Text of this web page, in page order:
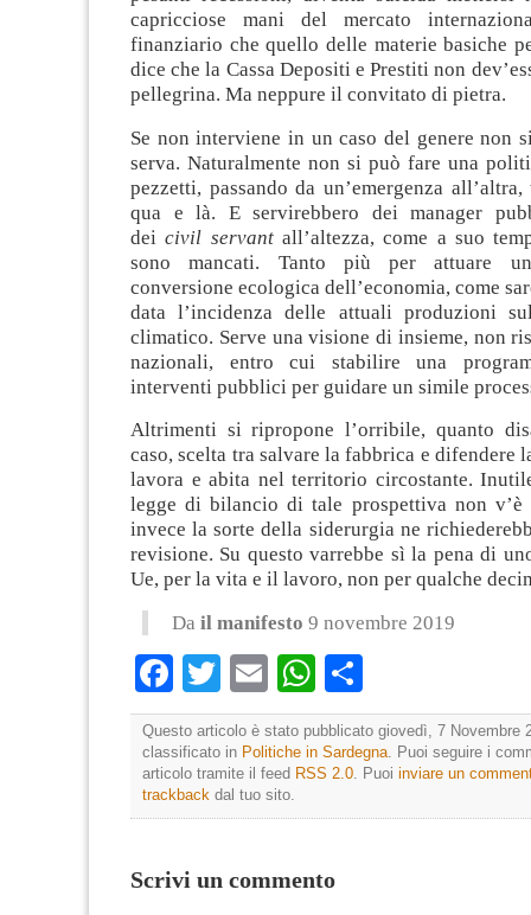
capricciose mani del mercato
finanziario che quello delle materie basiche
dice che la Cassa Depositi e Prestiti non
pellegrina. Ma neppure il convitato di pietra.
Se non interviene in un caso del genere non
serva. Naturalmente non si può fare una
pezzetti, passando da un’emergenza
qua e là. E servirebbero dei manager
deicivil servant all’altezza, come a suo
sono mancati. Tanto più per attuare
conversione ecologica dell’economia, come
data l’incidenza delle attuali produzioni
climatico. Serve una visione di insieme, non
nazionali, entro cui stabilire una
interventi pubblici per guidare un simile
Altrimenti si ripropone l’orribile, quanto
caso, scelta tra salvare la fabbrica e difendere
lavora e abita nel territorio circostante.
legge di bilancio di tale prospettiva non v’è
invece la sorte della siderurgia ne
revisione. Su questo varrebbe sì la pena di
Ue, per la vita e il lavoro, non per qualche
Da il manifesto 9 novembre 2019
Facebook
Twitter
EmailWhatsApp
Questo articolo è stato pubblicato giovedì, 7 Novembre
classificato in Politiche in Sardegna . Puoi seguire i
articolo tramite il feed RSS 2.0 . Puoi inviare un
trackback dal tuo sito.
Scrivi un commento